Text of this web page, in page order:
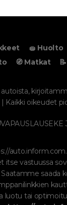
🧽 Huolto
🧭 Matkat
| Kaikki oikeudet
itse vastuussa
saada
luotu tai